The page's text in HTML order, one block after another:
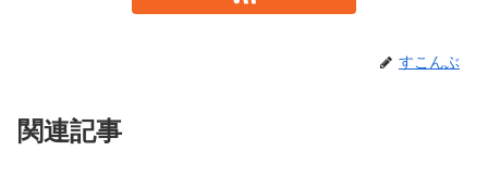
すこんぶ
関連記事